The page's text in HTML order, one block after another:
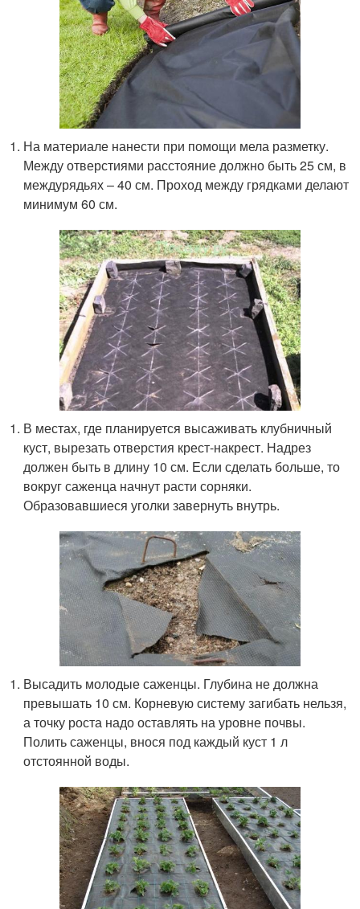
На материале нанести при помощи мела разметку.
Между отверстиями расстояние должно быть 25 см, в
междурядьях – 40 см. Проход между грядками делают
минимум 60 см.
В местах, где планируется высаживать клубничный
куст, вырезать отверстия крест-накрест. Надрез
должен быть в длину 10 см. Если сделать больше, то
вокруг саженца начнут расти сорняки.
Образовавшиеся уголки завернуть внутрь.
Высадить молодые саженцы. Глубина не должна
превышать 10 см. Корневую систему загибать нельзя,
а точку роста надо оставлять на уровне почвы.
Полить саженцы, внося под каждый куст 1 л
отстоянной воды.